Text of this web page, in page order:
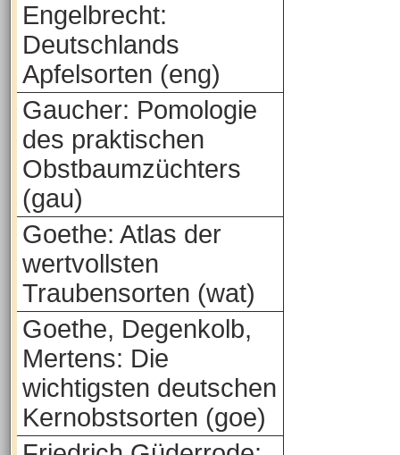
Engelbrecht:
Deutschlands
Apfelsorten (eng)
Gaucher: Pomologie
des praktischen
Obstbaumzüchters
(gau)
Goethe: Atlas der
wertvollsten
Traubensorten (wat)
Goethe, Degenkolb,
Mertens: Die
wichtigsten deutschen
Kernobstsorten (goe)